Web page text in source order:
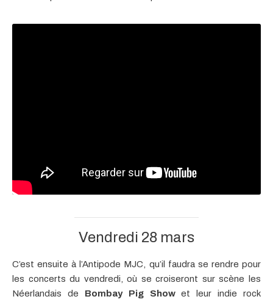
Vendredi 28 mars
C’est ensuite à l’Antipode MJC, qu’il faudra se rendre pour
les concerts du vendredi, où se croiseront sur scène les
Néerlandais de Bombay Pig Showet leur indie rock